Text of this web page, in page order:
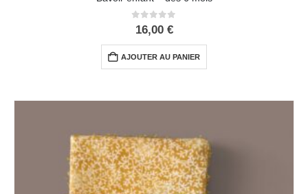
0out of 5
16,00 €
AJOUTER AU PANIER